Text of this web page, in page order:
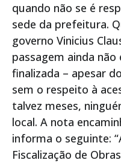
quando não se é
sede da prefeitura.
governo Vinicius
passagem ainda
finalizada – apesar
sem o respeito à
talvez meses,
local. A nota
informa o seguinte:
Fiscalização de